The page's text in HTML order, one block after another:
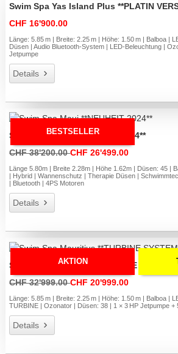
Swim Spa Yas Island Plus **PLATIN
CHF 16'900.00
Länge: 5.85 m | Breite: 2.25 m | Höhe: 1.50 m | Balboa |
Düsen | Audio Bluetooth-System | LED-Beleuchtung |
Jetpumpe
Details
BESTSELLER
Swim Spa Maui **NEUHEIT 2024**
CHF 38'200.00CHF 26'499.00
Länge 5.80m | Breite 2.28m | Höhe 1.62m | Düsen: 45 |
| Hybrid | Wannenschutz | Therapie Düsen |
| Bluetooth | 4PS Motoren
Details
AKTION
Swim Spa Mauritius **TURBINE
CHF 32'999.00CHF 20'999.00
Länge: 5.85 m | Breite: 2.25 m | Höhe: 1.50 m | Balboa |
TURBINE | Ozonator | Düsen: 38 | 1 × 3 HP Jetpumpe +
Details